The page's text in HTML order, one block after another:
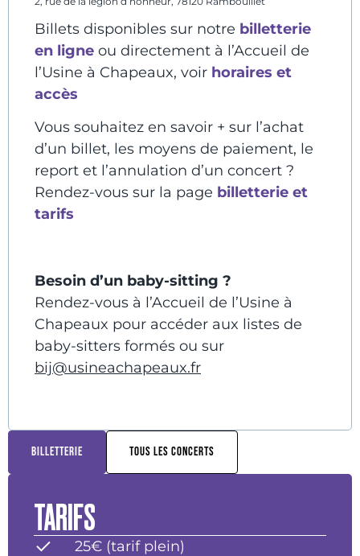
Billets disponibles sur notre billetterie
en ligne ou directement à l’Accueil de
l’Usine à Chapeaux, voir horaires et
accès
Vous souhaitez en savoir + sur l’achat
d’un billet, les moyens de paiement, le
report et l’annulation d’un concert ?
Rendez-vous sur la page billetterie et
tarifs
Besoin d’un baby-sitting ?
Rendez-vous à l’Accueil de l’Usine à
Chapeaux pour accéder aux listes de
baby-sitters formés ou sur
bij@usineachapeaux.fr
BILLETTERIE TOUS LES CONCERTS
TARIFS
25€ (tarif plein)